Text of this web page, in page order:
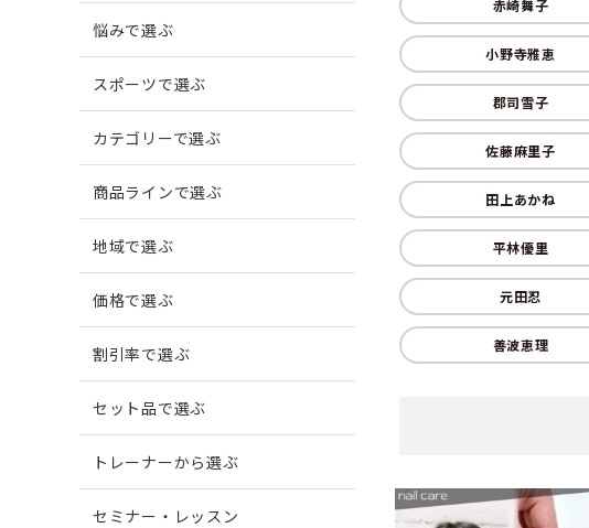
角質を取り除く 筋肉をサポートする
二枚爪になっている 巻き爪になっている
爪がでこぼこする 爪に縦筋がある
爪周囲に炎症がある
ボルダリング 水泳
柔道 ボウリング
赤崎舞子
小野寺雅恵
郡司雪子
佐藤麻里子
田上あかね
平林優里
元田忍
善波恵理
悩みで選ぶ
スポーツで選ぶ
カテゴリーで選ぶ
商品ラインで選ぶ
地域で選ぶ
価格で選ぶ
割引率で選ぶ
セット品で選ぶ
トレーナーから選ぶ
セミナー・レッスン